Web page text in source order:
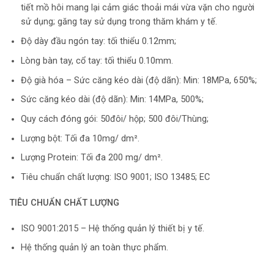
tiết mồ hôi mang lại cảm giác thoải mái vừa vặn cho người
sử dụng; găng tay sử dụng trong thăm khám y tế.
Độ dày đầu ngón tay: tối thiểu 0.12mm;
Lòng bàn tay, cổ tay: tối thiểu 0.10mm.
Độ già hóa – Sức căng kéo dài (độ dãn): Min: 18MPa, 650%;
Sức căng kéo dài (độ dãn): Min: 14MPa, 500%;
Quy cách đóng gói: 50đôi/ hộp; 500 đôi/Thùng;
Lượng bột: Tối đa 10mg/ dm².
Lượng Protein: Tối đa 200 mg/ dm².
Tiêu chuẩn chất lượng: ISO 9001; ISO 13485; EC
TIÊU CHUẨN CHẤT LƯỢNG
ISO 9001:2015 – Hệ thống quản lý thiết bị y tế.
Hệ thống quản lý an toàn thực phẩm.